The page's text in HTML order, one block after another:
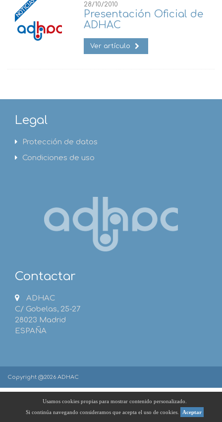
28/10/2010
Presentación Oficial de
ADHAC
Ver artículo
Legal
Protección de datos
Condiciones de uso
Contactar
ADHAC
C/ Gobelas, 25-27
28023 Madrid
ESPAÑA
Copyright @2026 ADHAC
Usamos cookies propias para mostrar contenido personalizado.
Si continúa navegando consideramos que acepta el uso de cookies.
Aceptar